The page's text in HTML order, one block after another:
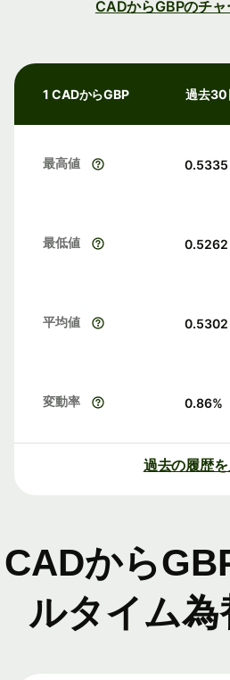
CADからGBPのチャ
1 CADからGBP 過去30
最高値 0.5335
最低値 0.5262
平均値 0.5302
変動率 0.86%
過去の履歴
CADから
ルタイム為